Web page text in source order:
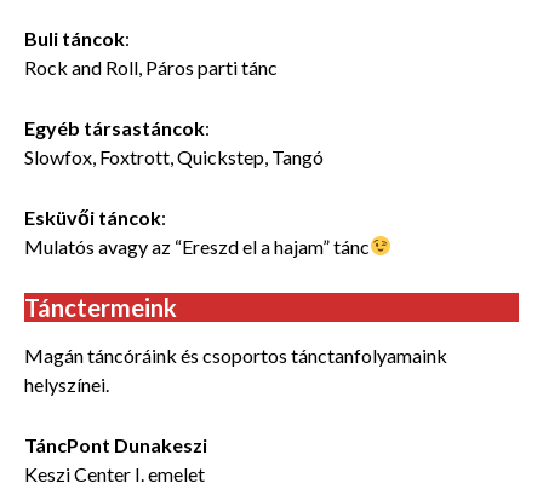
Buli táncok:
Rock and Roll, Páros parti tánc
Egyéb társastáncok:
Slowfox, Foxtrott, Quickstep, Tangó
Esküvői táncok:
Mulatós avagy az “Ereszd el a hajam” tánc
Tánctermeink
Magán táncóráink és csoportos tánctanfolyamaink
helyszínei.
TáncPont Dunakeszi
Keszi Center I. emelet